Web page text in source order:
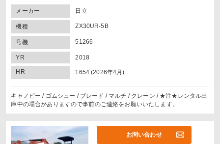
メーカー 日立
機種 ZX30UR-5B
号機 51266
YR 2018
HR 1654 (2026年4月)
キャノピー / ゴムシュー / ブレード / マルチ / クレーン / ★注★レンタル出
庫中の場合がありますので事前のご連絡をお願いいたします。
お問い合わせ